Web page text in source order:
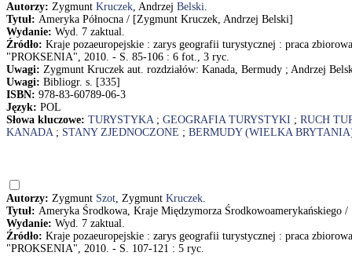
Autorzy: Zygmunt Kruczek, Andrzej Belski.
Tytuł: Ameryka Północna / [Zygmunt Kruczek, Andrzej Belski]
Wydanie: Wyd. 7 zaktual.
Źródło: Kraje pozaeuropejskie : zarys geografii turystycznej : praca
"PROKSENIA", 2010. - S. 85-106 : 6 fot., 3 ryc.
Uwagi: Zygmunt Kruczek aut. rozdziałów: Kanada, Bermudy ; Andrzej
Uwagi: Bibliogr. s. [335]
ISBN: 978-83-60789-06-3
Język: POL
Słowa kluczowe: TURYSTYKA; GEOGRAFIA TURYSTYKI ; RUCH
KANADA; STANY ZJEDNOCZONE ; BERMUDY (WIELKA
Autorzy: Zygmunt Szot, Zygmunt Kruczek.
Tytuł: Ameryka Środkowa, Kraje Międzymorza Środkowoamerykańskiego
Wydanie: Wyd. 7 zaktual.
Źródło: Kraje pozaeuropejskie : zarys geografii turystycznej : praca
"PROKSENIA", 2010. - S. 107-121 : 5 ryc.